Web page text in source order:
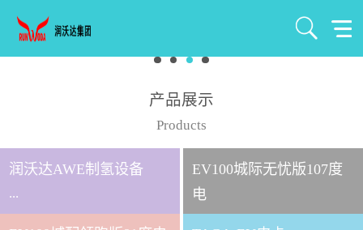
产品展示
Products
润沃达AWE制氢设备
...
EV100城际无忧版107度
电